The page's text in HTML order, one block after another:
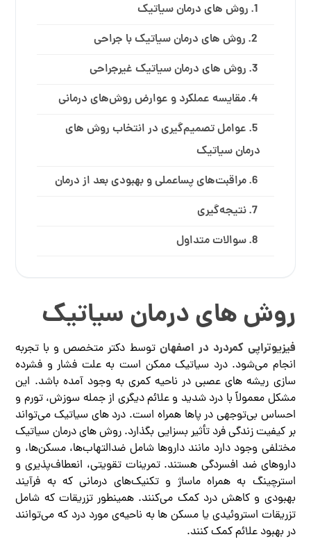
روش های درمان سیاتیک
روش ‌های درمان سیاتیک با جراحی
روش‌ های درمان سیاتیک غیرجراحی
مقایسه عملکرد و عوارض روش‌های درمانی
عوامل تصمیم‌گیری در انتخاب روش های
درمان سیاتیک
مراقبت‌های پساعملی و بهبودی بعد از درمان
نتیجه‌گیری
سوالات متداول
روش های درمان سیاتیک
فیزیوتراپی کمردرد در اصفهان توسط دکتر متخصص و با تجربه
انجام می‌شود. درد سیاتیک ممکن است به علت فشار و فشرده
‌سازی ریشه ‌های عصبی در ناحیه کمری به وجود آمده باشد. این
مشکل معمولاً با درد شدید و علائم دیگری از جمله سوزش، تورم و
احساس بی‌توجهی در پاها همراه است. درد های سیاتیک می‌تواند
بر کیفیت زندگی فرد تأثیر بسزایی بگذارد. روش های درمان سیاتیک
مختلفی وجود دارد مانند داروها شامل ضدالتهاب‌ها، مسکن‌ها، و
داروهای ضد افسردگی هستند. تمرینات تقویتی، انعطاف‌پذیری و
استرچینگ به همراه ماساژ و تکنیک‌های درمانی که به فرآیند
بهبودی و کاهش درد کمک می‌کنند. همینطور تزریقات که شامل
تزریقات استروئیدی یا مسکن ‌ها به ناحیه‌ی مورد درد که می‌توانند
در بهبود علائم کمک کنند.